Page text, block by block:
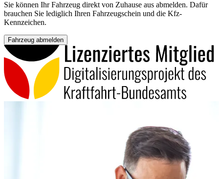
Sie können Ihr Fahrzeug direkt von Zuhause aus abmelden. Dafür
brauchen Sie lediglich Ihren Fahrzeugschein und die Kfz-
Kennzeichen.
Fahrzeug abmelden